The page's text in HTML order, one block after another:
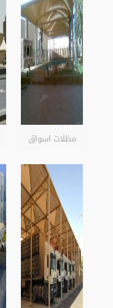
مظلات اسواق